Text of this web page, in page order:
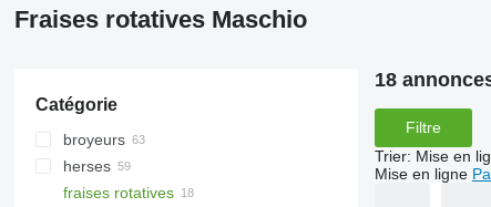
Fraises rotatives Maschio
Catégorie
broyeurs
broyeurs pour tracteur
herses
herses rotatives
fraises rotatives
18
Filtre
Trier: Mise en
Mise en ligne